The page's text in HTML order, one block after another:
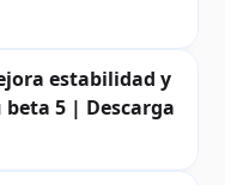
estabilidad y
5 | Descarga